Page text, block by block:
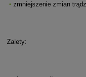
zmniejszenie zmian
Zalety: